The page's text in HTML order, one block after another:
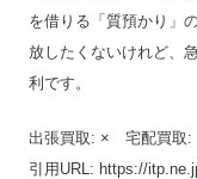
を借りる「質預かり」
放したくないけれど、
利です。
出張買取: × 宅配買取
引用URL: https://